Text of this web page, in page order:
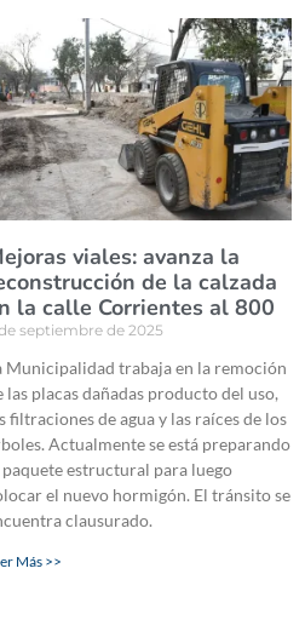
viales: avanza la
de la calzada
la calle Corrientes al 800
septiembre de 2025
Municipalidad trabaja en la remoción
las placas dañadas producto del uso,
filtraciones de agua y las raíces de los
Actualmente se está preparando
estructural para luego
el nuevo hormigón. El tránsito se
clausurado.
Más >>